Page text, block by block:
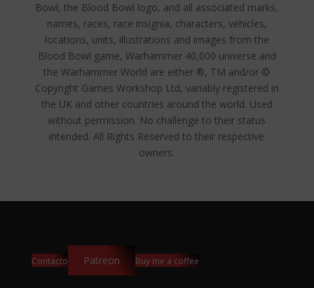
Bowl, the Blood Bowl logo, and all associated marks,
names, races, race insignia, characters, vehicles,
locations, units, illustrations and images from the
Blood Bowl game, Warhammer 40,000 universe and
the Warhammer World are either ®, TM and/or ©
Copyright Games Workshop Ltd, variably registered in
the UK and other countries around the world. Used
without permission. No challenge to their status
intended. All Rights Reserved to their respective
owners.
Contacto Patreon Buy me a coffee